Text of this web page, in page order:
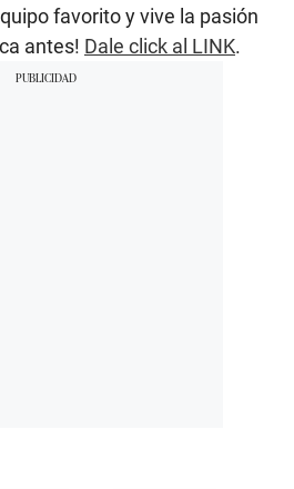
favorito y vive la pasión
antes! Dale click al LINK.